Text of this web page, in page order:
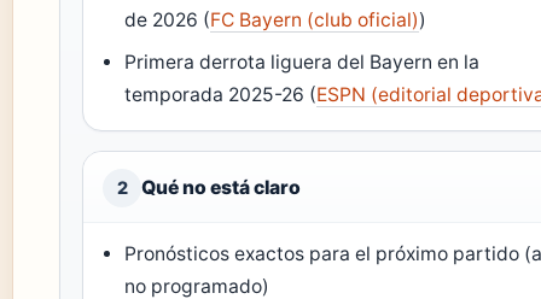
de 2026 (FC Bayern (club oficial))
Primera derrota liguera del Bayern en la
temporada 2025-26 (ESPN (editorial
2 Qué no está claro
Pronósticos exactos para el próximo partido
no programado)